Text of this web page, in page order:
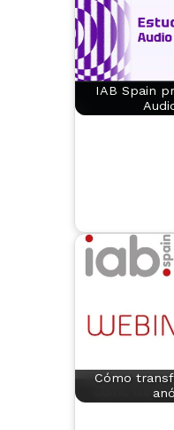
IAB Spain
Cómo